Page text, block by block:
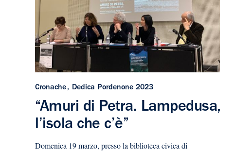
Cronache Dedica Pordenone 2023
“Amuri di Petra. Lampedusa,
l’isola che c’è”
Domenica 19 marzo, presso la biblioteca civica di